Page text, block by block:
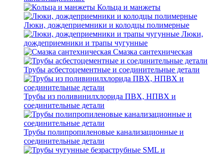
Кольца и манжеты
Люки, дождеприемники и колодцы полимерные
Люки,
дождеприемники и трапы чугунные
Смазка сантехническая
Трубы асбестоцементные и соединительные детали
Трубы из поливинилхлорида ПВХ, НПВХ и
соединительные детали
Трубы полипропиленовые канализационные и
соединительные детали